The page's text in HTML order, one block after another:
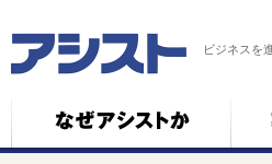
ビジネスを